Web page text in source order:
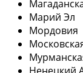
Марий Эл
Мордовия